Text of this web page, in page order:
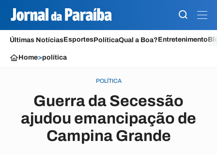
Últimas NotíciasEsportesPolíticaQual a Boa?Entretenimento
Home>política
POLÍTICA
Guerra da Secessão
ajudou emancipação de
Campina Grande